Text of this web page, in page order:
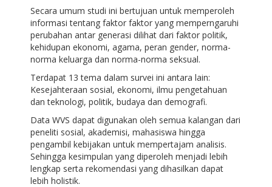
Secara umum studi ini bertujuan untuk memperoleh
informasi tentang faktor faktor yang memperngaruhi
perubahan antar generasi dilihat dari faktor politik,
kehidupan ekonomi, agama, peran gender, norma-
norma keluarga dan norma-norma seksual.
Terdapat 13 tema dalam survei ini antara lain:
Kesejahteraan sosial, ekonomi, ilmu pengetahuan
dan teknologi, politik, budaya dan demografi.
Data WVS dapat digunakan oleh semua kalangan dari
peneliti sosial, akademisi, mahasiswa hingga
pengambil kebijakan untuk mempertajam analisis.
Sehingga kesimpulan yang diperoleh menjadi lebih
lengkap serta rekomendasi yang dihasilkan dapat
lebih holistik.